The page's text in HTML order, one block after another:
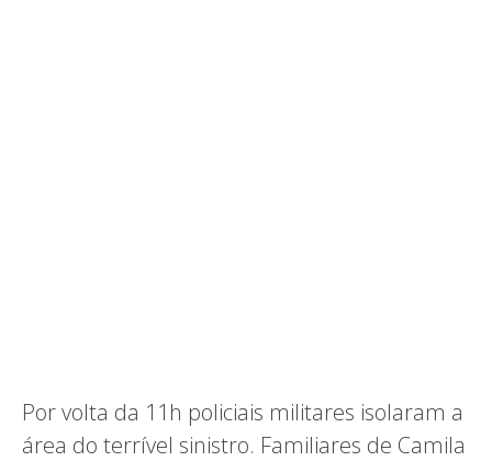
Por volta da 11h policiais militares isolaram a
área do terrível sinistro. Familiares de Camila